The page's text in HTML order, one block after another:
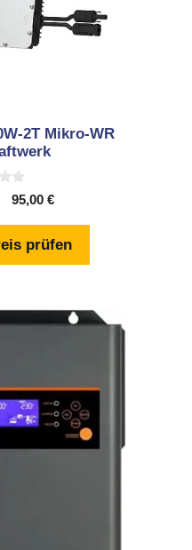
2T Mikro-WR
Ursprünglicher
war:
10.449,00 €
95,00 €Aktueller
ist:
prüfen